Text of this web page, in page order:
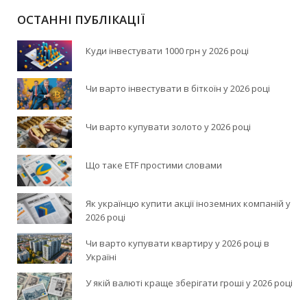
ОСТАННІ ПУБЛІКАЦІЇ
Куди інвестувати 1000 грн у 2026 році
Чи варто інвестувати в біткоїн у 2026 році
Чи варто купувати золото у 2026 році
Що таке ETF простими словами
Як українцю купити акції іноземних компаній у
2026 році
Чи варто купувати квартиру у 2026 році в
Україні
У якій валюті краще зберігати гроші у 2026 році